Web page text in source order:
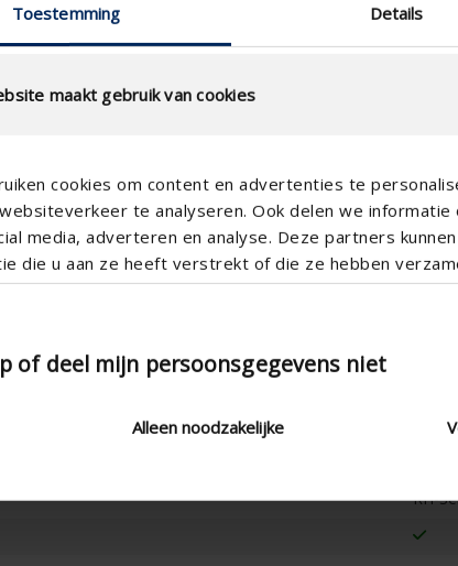
Toestemming Details
maakt gebruik van cookies
cookies om content en advertenties te
te analyseren. Ook delen we
media, adverteren en analyse. Deze partners
die u aan ze heeft verstrekt of die ze hebben
of deel mijn persoonsgegevens niet
Alleen noodzakelijke
Ø 160
RH-